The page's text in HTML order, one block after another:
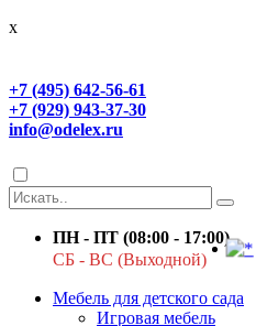
x
+7 (495) 642-56-61
+7 (929) 943-37-30
info@odelex.ru
ПН - ПТ (08:00 - 17:00)
СБ - ВС (Выходной)
Мебель для детского сада
Игровая мебель